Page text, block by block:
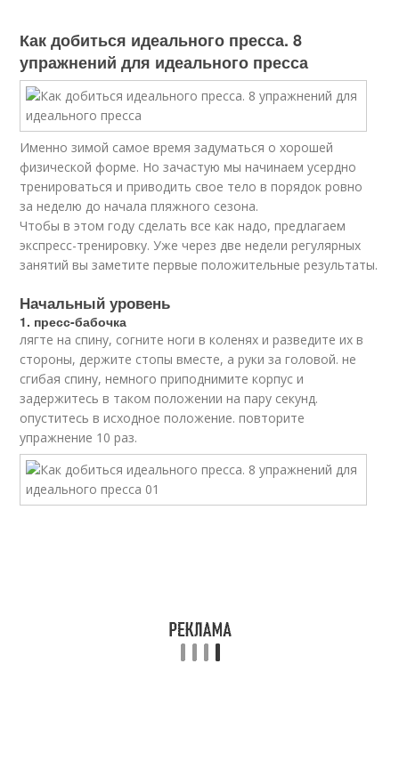
Как добиться идеального пресса. 8
упражнений для идеального пресса
Именно зимой самое время задуматься о хорошей
физической форме. Но зачастую мы начинаем усердно
тренироваться и приводить свое тело в порядок ровно
за неделю до начала пляжного сезона.
Чтобы в этом году сделать все как надо, предлагаем
экспресс-тренировку. Уже через две недели регулярных
занятий вы заметите первые положительные результаты.
Начальный уровень
1. пресс-бабочка
лягте на спину, согните ноги в коленях и разведите их в
стороны, держите стопы вместе, а руки за головой. не
сгибая спину, немного приподнимите корпус и
задержитесь в таком положении на пару секунд.
опуститесь в исходное положение. повторите
упражнение 10 раз.